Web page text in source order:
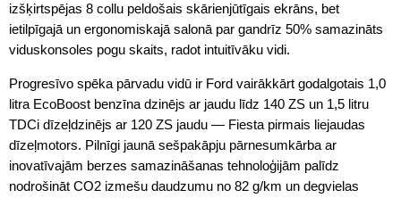
izšķirtspējas 8 collu peldošais skārienjūtīgais ekrāns, bet
ietilpīgajā un ergonomiskajā salonā par gandrīz 50% samazināts
viduskonsoles pogu skaits, radot intuitīvāku vidi.
Progresīvo spēka pārvadu vidū ir Ford vairākkārt godalgotais 1,0
litra EcoBoost benzīna dzinējs ar jaudu līdz 140 ZS un 1,5 litru
TDCi dīzeļdzinējs ar 120 ZS jaudu — Fiesta pirmais liejaudas
dīzeļmotors. Pilnīgi jaunā sešpakāpju pārnesumkārba ar
inovatīvajām berzes samazināšanas tehnoloģijām palīdz
nodrošināt CO2 izmešu daudzumu no 82 g/km un degvielas